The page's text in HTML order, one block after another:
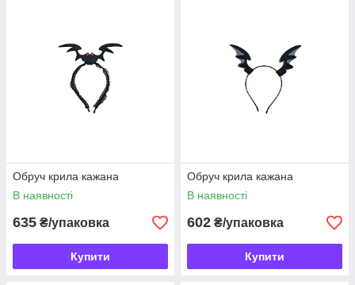
Обруч крила кажана
В наявності
635 ₴/упаковка
Купити
Обруч крила кажана
В наявності
602 ₴/упаковка
Купити